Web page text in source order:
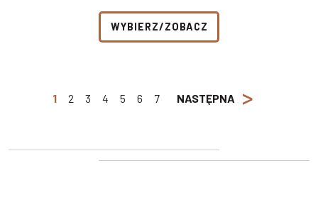
WYBIERZ/ZOBACZ
1 2 3 4 5 6 7 NASTĘPNA >